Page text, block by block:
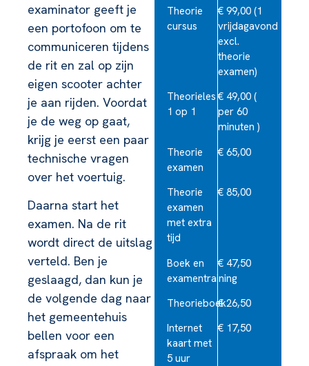
examinator geeft je
een portofoon om te
communiceren tijdens
de rit en zal op zijn
eigen scooter achter
je aan rijden. Voordat
je de weg op gaat,
krijg je eerst een paar
technische vragen
over het voertuig.
Daarna start het
examen. Na de rit
wordt direct de uitslag
verteld. Ben je
geslaagd, dan kun je
de volgende dag naar
het gemeentehuis
bellen voor een
afspraak om het
Theorie
cursus
€ 99,00 (1
vrijdagavond
excl.
theorie
examen)
Theorieles
1 op 1
€ 49,00 (
per 60
minuten )
Theorie
examen
€ 65,00
Theorie
examen
met extra
tijd
€ 85,00
Boek en
examentraining
€ 47,50
Theorieboek€ 26,50
Internet
kaart met
5 uur
€ 17,50